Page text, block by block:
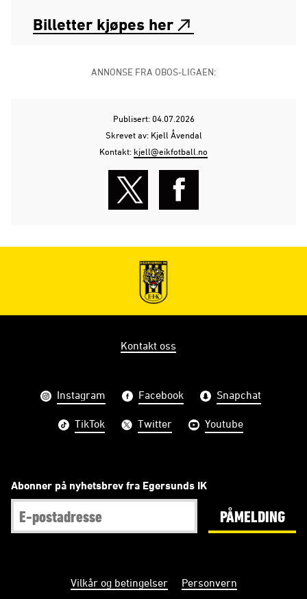
Billetter kjøpes her
ANNONSE FRA OBOS-LIGAEN:
Publisert: 04.07.2026
Skrevet av: Kjell Åvendal
Kontakt: kjell@eikfotball.no
Kontakt oss
Instagram Facebook Snapchat
TikTok Twitter Youtube
Abonner på nyhetsbrev fra Egersunds IK
PÅMELDING
Vilkår og betingelser Personvern